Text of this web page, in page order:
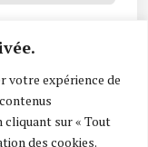
votre expérience de
sur « Tout
des cookies.
vous